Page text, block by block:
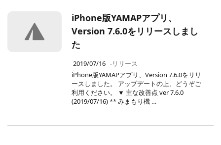
iPhone版YAMAPアプリ、
Version 7.6.0をリリースしまし
た
2019/07/16 -リリース
iPhone版YAMAPアプリ、Version 7.6.0をリリ
ースしました。 アップデートの上、どうぞご
利用ください。 ▼ 主な改善点 ver 7.6.0
(2019/07/16) ** みまもり機 …